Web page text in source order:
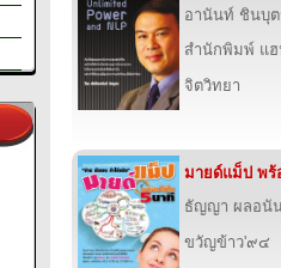
อานันท์ ชินบุ
สำนักพิมพ์ แ
จิตวิทยา
มายด์แม็ป พร้
ธัญญา ผลอนั
ขวัญข้าว'๙๔